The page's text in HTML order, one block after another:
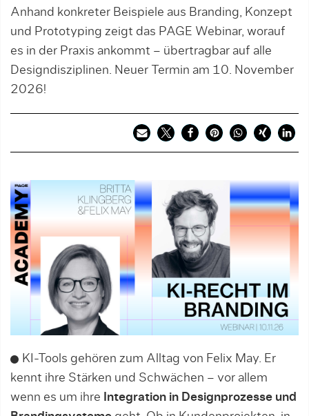
Anhand konkreter Beispiele aus Branding, Konzept
und Prototyping zeigt das PAGE Webinar, worauf
es in der Praxis ankommt – übertragbar auf alle
Designdisziplinen. Neuer Termin am 10. November
2026!
KI-Tools gehören zum Alltag von Felix May. Er
kennt ihre Stärken und Schwächen – vor allem
wenn es um ihre
Integration in Designprozesse und